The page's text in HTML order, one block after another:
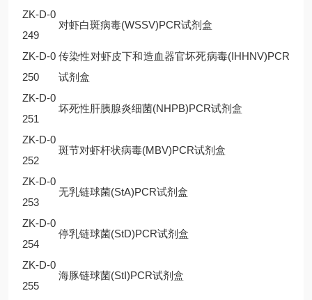
ZK-D-0
249
对虾白斑病毒(WSSV)PCR试剂盒
ZK-D-0
250
传染性对虾皮下和造血器官坏死病毒(IHHNV)PCR
试剂盒
ZK-D-0
251
坏死性肝胰腺炎细菌(NHPB)PCR试剂盒
ZK-D-0
252
斑节对虾杆状病毒(MBV)PCR试剂盒
ZK-D-0
253
无乳链球菌(StA)PCR试剂盒
ZK-D-0
254
停乳链球菌(StD)PCR试剂盒
ZK-D-0
255
海豚链球菌(StI)PCR试剂盒